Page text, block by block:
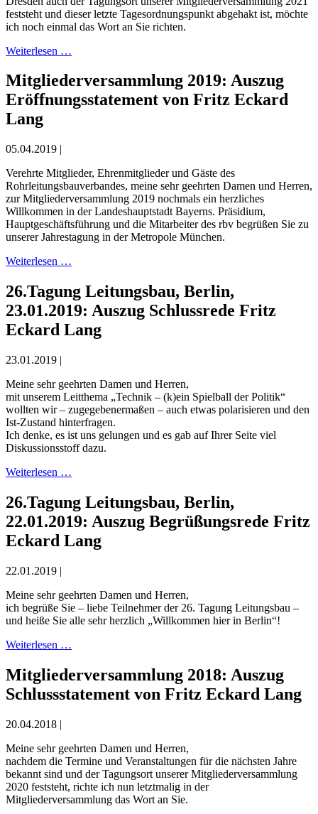
feststeht und dieser letzte Tagesordnungspunkt abgehakt ist, möchte
ich noch einmal das Wort an Sie richten.
Weiterlesen …
Mitgliederversammlung 2019: Auszug
Eröffnungsstatement von Fritz Eckard
Lang
05.04.2019 |
Verehrte Mitglieder, Ehrenmitglieder und Gäste des
Rohrleitungsbauverbandes, meine sehr geehrten Damen und Herren,
zur Mitgliederversammlung 2019 nochmals ein herzliches
Willkommen in der Landeshauptstadt Bayerns. Präsidium,
Hauptgeschäftsführung und die Mitarbeiter des rbv begrüßen Sie zu
unserer Jahrestagung in der Metropole München.
Weiterlesen …
26.Tagung Leitungsbau, Berlin,
23.01.2019: Auszug Schlussrede Fritz
Eckard Lang
23.01.2019 |
Meine sehr geehrten Damen und Herren,
mit unserem Leitthema „Technik – (k)ein Spielball der Politik“
wollten wir – zugegebenermaßen – auch etwas polarisieren und den
Ist-Zustand hinterfragen.
Ich denke, es ist uns gelungen und es gab auf Ihrer Seite viel
Diskussionsstoff dazu.
Weiterlesen …
26.Tagung Leitungsbau, Berlin,
22.01.2019: Auszug Begrüßungsrede Fritz
Eckard Lang
22.01.2019 |
Meine sehr geehrten Damen und Herren,
ich begrüße Sie – liebe Teilnehmer der 26. Tagung Leitungsbau –
und heiße Sie alle sehr herzlich „Willkommen hier in Berlin“!
Weiterlesen …
Mitgliederversammlung 2018: Auszug
Schlussstatement von Fritz Eckard Lang
20.04.2018 |
Meine sehr geehrten Damen und Herren,
nachdem die Termine und Veranstaltungen für die nächsten Jahre
bekannt sind und der Tagungsort unserer Mitgliederversammlung
2020 feststeht, richte ich nun letztmalig in der
Mitgliederversammlung das Wort an Sie.